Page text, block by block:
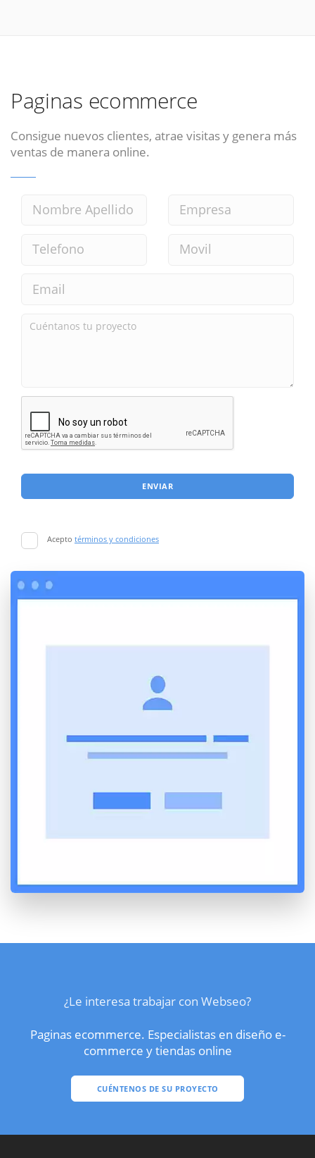
Paginas ecommerce
Consigue nuevos clientes, atrae visitas y genera más
ventas de manera online.
ENVIAR
Acepto términos y condiciones
¿Le interesa trabajar con Webseo?
Paginas ecommerce. Especialistas en diseño e-
commerce y tiendas online
CUÉNTENOS DE SU PROYECTO